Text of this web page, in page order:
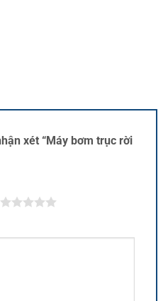
xét “Máy bơm trục rời